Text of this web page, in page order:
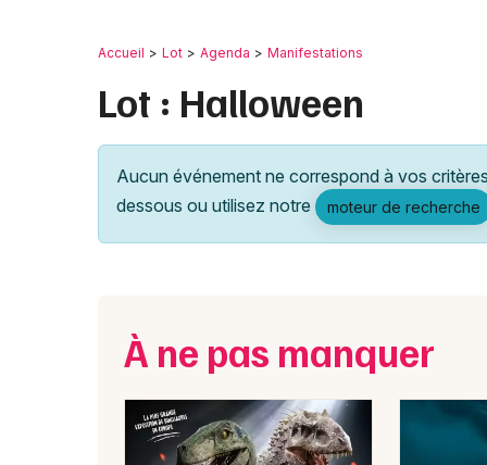
Accueil Lot Agenda Manifestations
Lot : Halloween
Aucun événement ne correspond à vos
dessous ou utilisez notre
moteur de recherche
À ne pas manquer